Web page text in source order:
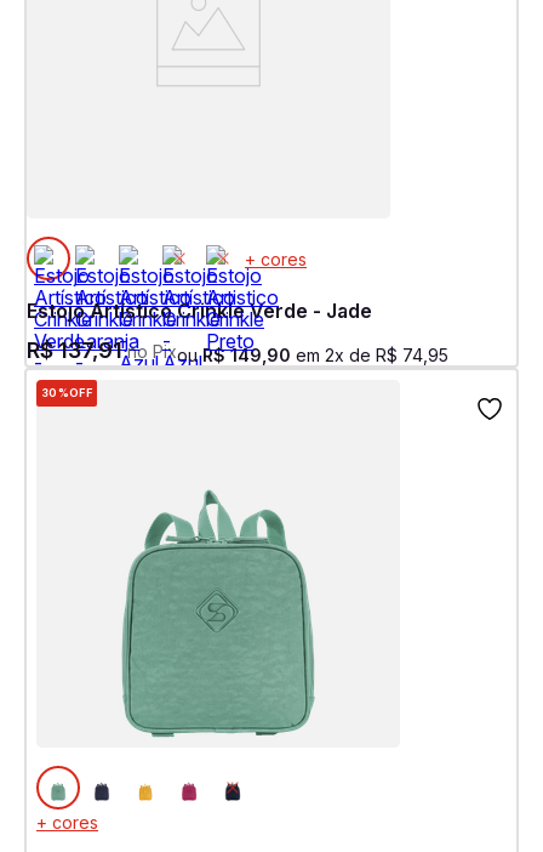
+ cores
Estojo Artístico Crinkle Verde - Jade
R$137,91no PixouR$ 149 90 em 2x de R$ 74 95
30%OFF
+ cores